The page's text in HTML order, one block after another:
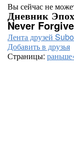
Вы сейчас не
Дневник
Never
Лента друзей
Добавить в друзья
Страницы: